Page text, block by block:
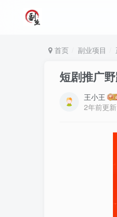
首页 副业项目
短剧推广
王小王
2年前更新